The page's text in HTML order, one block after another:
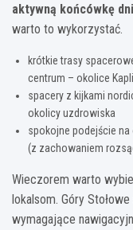
aktywną końcówkę
warto to wykorzystać.
krótkie trasy
centrum – okolice
spacery z kijkami
okolicy uzdrowiska
spokojne podejście
(z zachowaniem
Wieczorem warto
lokalsom. Góry
wymagające